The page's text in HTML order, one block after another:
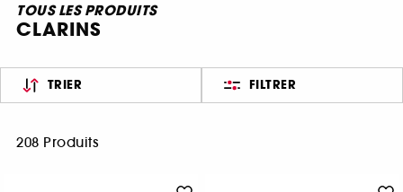
TOUS LES PRODUITS
CLARINS
TRIER FILTRER
208 Produits